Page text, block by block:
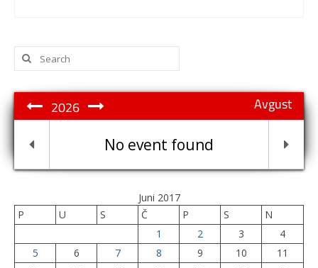
Search
for:
Avgust
2026
No event found
Juni 2017
P
U S Č P S
N
1
2 3
4
5
6 7 8 9 10
11